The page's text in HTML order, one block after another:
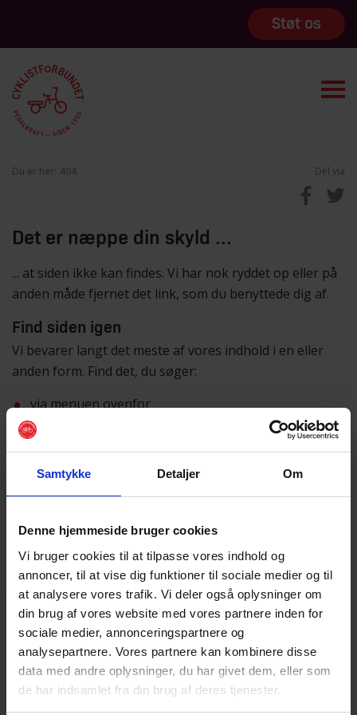
Samtykke Detaljer Om
Denne hjemmeside bruger cookies
Vi bruger cookies til at tilpasse vores indhold og
annoncer, til at vise dig funktioner til sociale medier og til
at analysere vores trafik. Vi deler også oplysninger om
din brug af vores website med vores partnere inden for
sociale medier, annonceringspartnere og
analysepartnere. Vores partnere kan kombinere disse
data med andre oplysninger, du har givet dem, eller som
de har indsamlet fra din brug af deres tjenester.
Støt os
Du er her: 404 Del via
Det er næppe din skyld ...
... at siden ikke kan findes. Vi har nok ryddet op eller på
anden måde fjernet det link, som du benyttede dig af.
Find siden igen
Vi bevarer langt det meste af vores indhold i en eller
anden form. Find det, du søger:
via menuen ovenfor
eller ved hjælp af
Vi beklager besværet
sende os en mail påpost@cyklistforbundet.dk